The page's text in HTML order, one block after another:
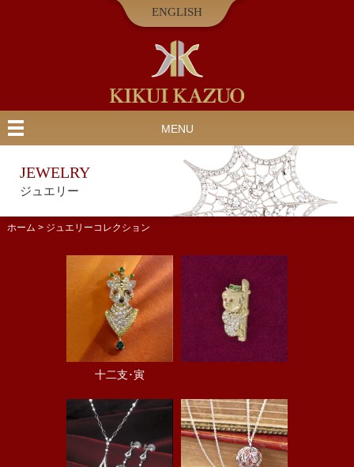
ENGLISH
MENU
JEWELRY
ジュエリー
ホーム > ジュエリーコレクション
十二支･寅